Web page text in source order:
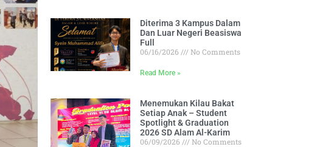
Diterima 3 Kampus Dalam
Dan Luar Negeri Beasiswa
Full
06/16/2026
No Comments
Read More »
Menemukan Kilau Bakat
Setiap Anak – Student
Spotlight & Graduation
2026 SD Alam Al-Karim
06/09/2026
No Comments